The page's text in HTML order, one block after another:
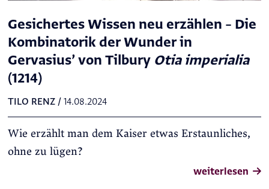
Gesichertes Wissen neu erzählen – Die
Kombinatorik der Wunder in
Gervasius’ von Tilbury Otia imperialia
(1214)
TILO RENZ/ 14.08.2024
Wie erzählt man dem Kaiser etwas Erstaunliches,
ohne zu lügen?
weiterlesen